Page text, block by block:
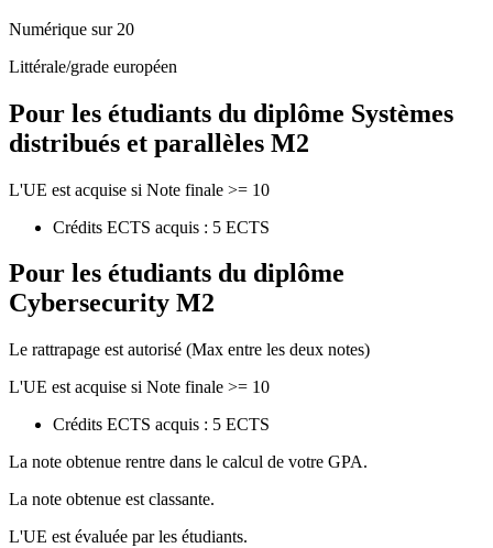
Numérique sur 20
Littérale/grade européen
Pour les étudiants du diplôme Systèmes
distribués et parallèles M2
L'UE est acquise si Note finale >= 10
Crédits ECTS acquis : 5 ECTS
Pour les étudiants du diplôme
Cybersecurity M2
Le rattrapage est autorisé (Max entre les deux notes)
L'UE est acquise si Note finale >= 10
Crédits ECTS acquis : 5 ECTS
La note obtenue rentre dans le calcul de votre GPA.
La note obtenue est classante.
L'UE est évaluée par les étudiants.